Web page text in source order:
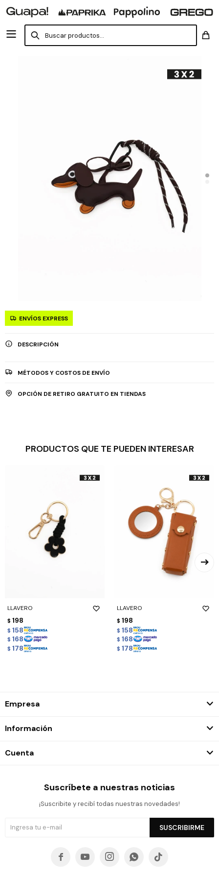
ENVÍOS EXPRESS
DESCRIPCIÓN
MÉTODOS Y COSTOS DE ENVÍO
OPCIÓN DE RETIRO GRATUITO EN TIENDAS
PRODUCTOS QUE TE PUEDEN INTERESAR
LLAVERO
$ 198
$ 158
$ 168
$ 178
LLAVERO
$ 198
$ 158
$ 168
$ 178
Empresa
Información
Cuenta
Suscríbete a nuestras noticias
¡Suscribite y recibí todas nuestras novedades!
SUSCRIBIRME
    